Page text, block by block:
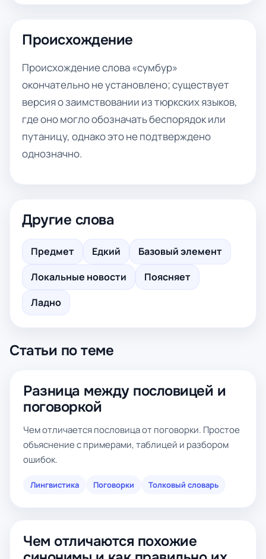
Происхождение
Происхождение слова «сумбур»
окончательно не установлено; существует
версия о заимствовании из тюркских языков,
где оно могло обозначать беспорядок или
путаницу, однако это не подтверждено
однозначно.
Другие слова
Предмет Едкий
Базовый элемент
Локальные новости
Поясняет
Ладно
Статьи по теме
Разница между пословицей и
поговоркой
Чем отличается пословица от поговорки. Простое
объяснение с примерами, таблицей и разбором
ошибок.
Лингвистика Поговорки Толковый словарь
Чем отличаются похожие